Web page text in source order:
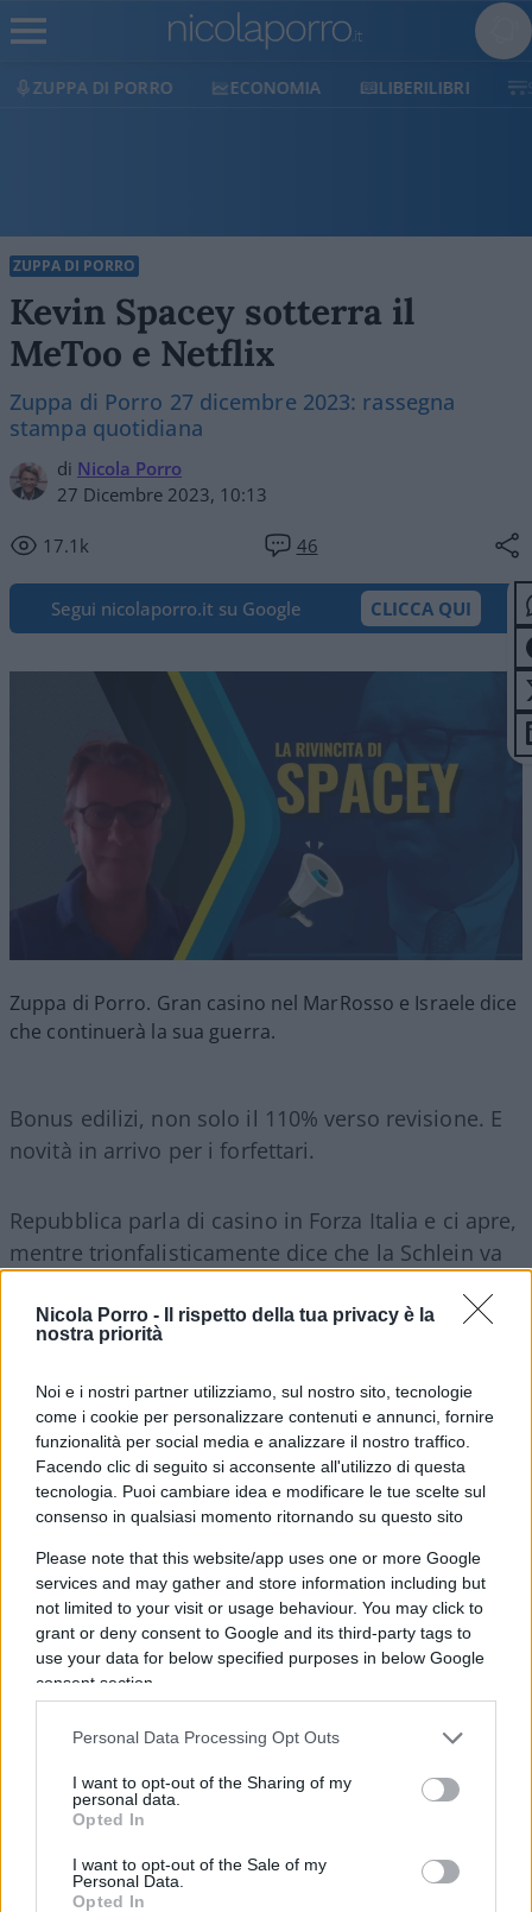
Nicola Porro -
Il rispetto della tua privacy è la
nostra priorità
Noi e i nostri partner utilizziamo, sul nostro sito, tecnologie
come i cookie per personalizzare contenuti e annunci, fornire
funzionalità per social media e analizzare il nostro traffico.
Facendo clic di seguito si acconsente all'utilizzo di questa
tecnologia. Puoi cambiare idea e modificare le tue scelte sul
consenso in qualsiasi momento ritornando su questo sito
Please note that this website/app uses one or more Google
services and may gather and store information including but
not limited to your visit or usage behaviour. You may click to
grant or deny consent to Google and its third-party tags to
use your data for below specified purposes in below Google
consent section.
Personal Data Processing Opt Outs
I want to opt-out of the Sharing of my
personal data.
Opted In
I want to opt-out of the Sale of my
Personal Data.
Opted In
ECONOMIA LIBERILIBRI SHOP
ZUPPA DI PORRO
Kevin Spacey sotterra il
MeToo e Netflix
Zuppa di Porro 27 dicembre 2023: rassegna
stampa quotidiana
di Nicola Porro
27 Dicembre 2023, 10:13
17.1k 46
Segui nicolaporro.it su Google CLICCA QUI
Zuppa di Porro. Gran casino nel MarRosso e Israele dice
che continuerà la sua guerra.
Bonus edilizi, non solo il 110% verso revisione. E
novità in arrivo per i forfettari.
Repubblica parla di casino in Forza Italia e ci apre,
mentre trionfalisticamente dice che la Schlein va
scarpa. E arrivano i pro Depardieu.
I quattro presepi di Più europa e Storace se li
cucina.
I debiti dell’inter by Damascelli e la verità su
Zuppi.
#rassegnastampa27dic
Leggi i commenti